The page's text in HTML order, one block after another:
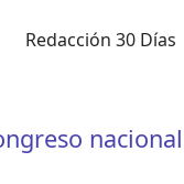
Redacción 30 Días
nacional